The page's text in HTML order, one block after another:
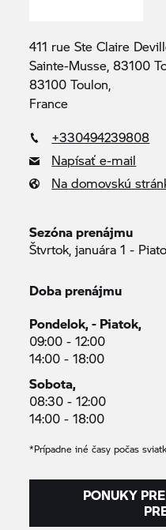
411 rue Ste Claire
Sainte-Musse, 83100
83100 Toulon,
France
+330494239808
Napísať e-mail
Na domovskú
Sezóna prenájmu
Štvrtok, januára 1 -
Doba prenájmu
Pondelok, - Piatok,
09:00 - 12:00
14:00 - 18:00
Sobota,
08:30 - 12:00
14:00 - 18:00
*Prípadne iné časy počas
PONUKY